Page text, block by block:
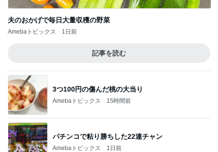
夫のおかげで毎日大量収穫の野菜
Amebaトピックス 1日前
記事を読む
3つ100円の傷んだ桃の大当り
Amebaトピックス 15時間前
パチンコで粘り勝ちした22連チャン
Amebaトピックス 1日前